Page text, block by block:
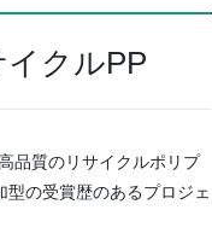
クルPP
品質のリサイクルポリプ
の受賞歴のあるプロジェ